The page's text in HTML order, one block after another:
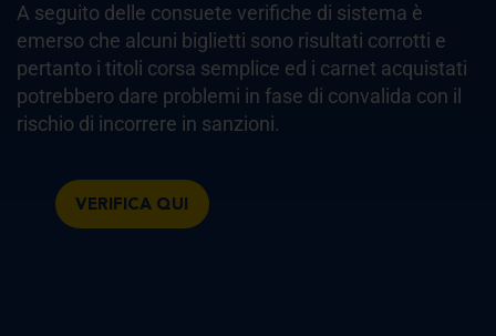
A seguito delle consuete verifiche di sistema è
emerso che alcuni biglietti sono risultati corrotti e
pertanto i titoli corsa semplice ed i carnet acquistati
potrebbero dare problemi in fase di convalida con il
rischio di incorrere in sanzioni.
VERIFICA QUI